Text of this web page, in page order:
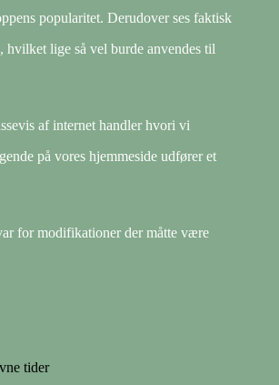
popularitet. Derudover ses faktisk
hvilket lige så vel burde anvendes til
af internet handler hvori vi
på vores hjemmeside udfører et
for modifikationer der måtte være
tider